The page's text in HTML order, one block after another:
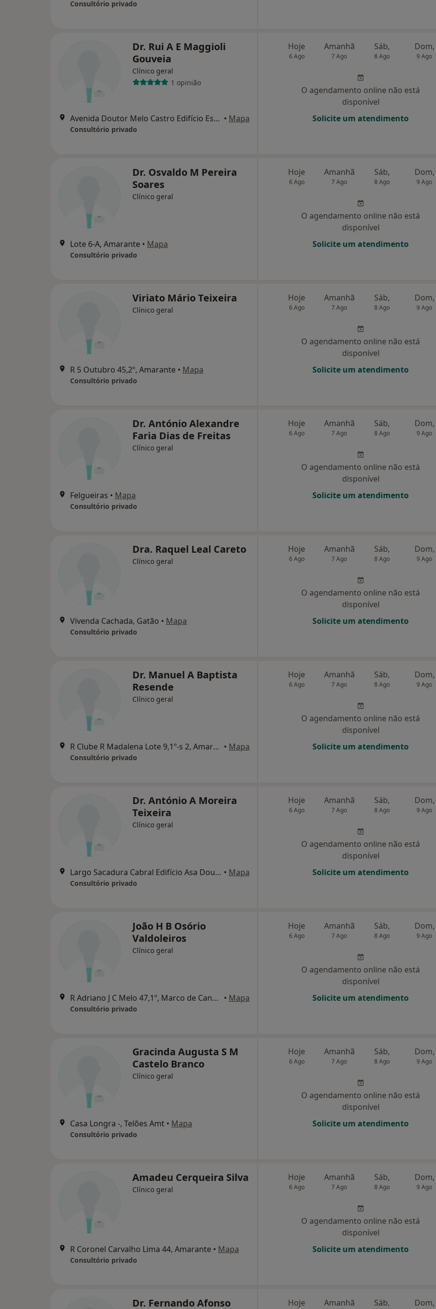
Consultório privado
Dr. Rui A E Maggioli
Gouveia
Clínico geral
1 opinião
Avenida Doutor Melo Castro Edifício Estádio,lj 14, Marco de Canaveses • Mapa
Consultório privado
Hoje
6 Ago
Amanhã
7 Ago
Sáb,
8 Ago
Dom,
9 Ago
O agendamento online não está
disponível
Solicite um atendimento
Dr. Osvaldo M Pereira
Soares
Clínico geral
Lote 6-A, Amarante • Mapa
Consultório privado
Hoje
6 Ago
Amanhã
7 Ago
Sáb,
8 Ago
Dom,
9 Ago
O agendamento online não está
disponível
Solicite um atendimento
Viriato Mário Teixeira
Clínico geral
R 5 Outubro 45,2º, Amarante • Mapa
Consultório privado
Hoje
6 Ago
Amanhã
7 Ago
Sáb,
8 Ago
Dom,
9 Ago
O agendamento online não está
disponível
Solicite um atendimento
Dr. António Alexandre
Faria Dias de Freitas
Clínico geral
Felgueiras • Mapa
Consultório privado
Hoje
6 Ago
Amanhã
7 Ago
Sáb,
8 Ago
Dom,
9 Ago
O agendamento online não está
disponível
Solicite um atendimento
Dra. Raquel Leal Careto
Clínico geral
Vivenda Cachada, Gatão • Mapa
Consultório privado
Hoje
6 Ago
Amanhã
7 Ago
Sáb,
8 Ago
Dom,
9 Ago
O agendamento online não está
disponível
Solicite um atendimento
Dr. Manuel A Baptista
Resende
Clínico geral
R Clube R Madalena Lote 9,1º-s 2, Amarante • Mapa
Consultório privado
Hoje
6 Ago
Amanhã
7 Ago
Sáb,
8 Ago
Dom,
9 Ago
O agendamento online não está
disponível
Solicite um atendimento
Dr. António A Moreira
Teixeira
Clínico geral
Largo Sacadura Cabral Edifício Asa Douro-s F, Marco de Canaveses • Mapa
Consultório privado
Hoje
6 Ago
Amanhã
7 Ago
Sáb,
8 Ago
Dom,
9 Ago
O agendamento online não está
disponível
Solicite um atendimento
João H B Osório
Valdoleiros
Clínico geral
R Adriano J C Melo 47,1º, Marco de Canaveses • Mapa
Consultório privado
Hoje
6 Ago
Amanhã
7 Ago
Sáb,
8 Ago
Dom,
9 Ago
O agendamento online não está
disponível
Solicite um atendimento
Gracinda Augusta S M
Castelo Branco
Clínico geral
Casa Longra -, Telões Amt • Mapa
Consultório privado
Hoje
6 Ago
Amanhã
7 Ago
Sáb,
8 Ago
Dom,
9 Ago
O agendamento online não está
disponível
Solicite um atendimento
Amadeu Cerqueira Silva
Clínico geral
R Coronel Carvalho Lima 44, Amarante • Mapa
Consultório privado
Hoje
6 Ago
Amanhã
7 Ago
Sáb,
8 Ago
Dom,
9 Ago
O agendamento online não está
disponível
Solicite um atendimento
Dr. Fernando Afonso
Hoje Amanhã Sáb, Dom,